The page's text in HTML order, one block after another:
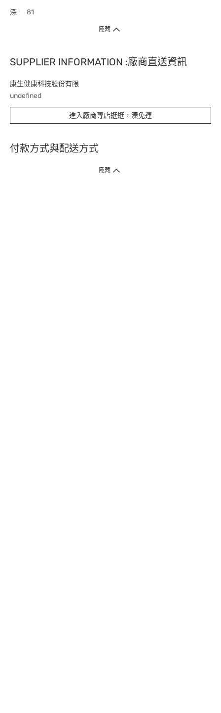
深 81
隱藏
SUPPLIER INFORMATION :廠商直送資訊
康生健康科技股份有限
undefined
進入廠商專店逛逛，湊免運
付款方式與配送方式
隱藏